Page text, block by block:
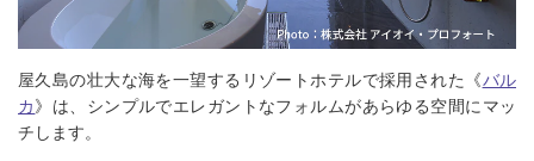
屋久島の壮大な海を一望するリゾートホテルで採用された《バル
カ》は、シンプルでエレガントなフォルムがあらゆる空間にマッ
チします。